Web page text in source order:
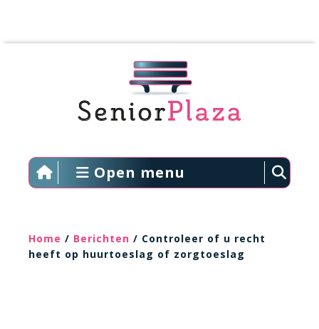
Open menu
Home / Berichten / Controleer of u recht
heeft op huurtoeslag of zorgtoeslag